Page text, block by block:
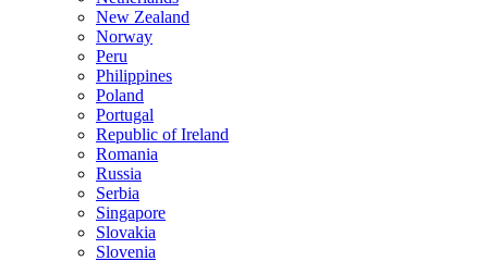
New Zealand
Norway
Peru
Philippines
Poland
Portugal
Republic of Ireland
Romania
Russia
Serbia
Singapore
Slovakia
Slovenia